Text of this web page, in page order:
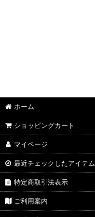
ホーム
ショッピングカート
マイページ
最近チェックしたアイテム
特定商取引法表示
ご利用案内